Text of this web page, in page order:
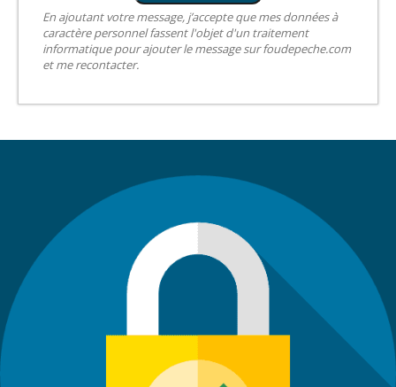
En ajoutant votre message, j’accepte que mes données à
caractère personnel fassent l'objet d'un traitement
informatique pour ajouter le message sur foudepeche.com
et me recontacter.